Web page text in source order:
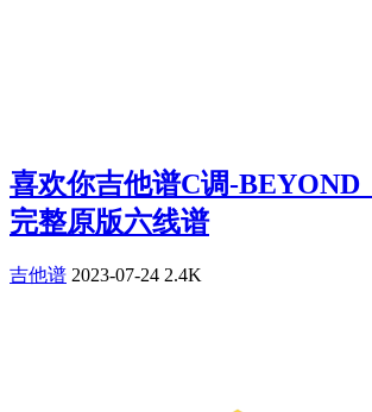
喜欢你吉他谱C调-BEYOND
完整原版六线谱
吉他谱 2023-07-24 2.4K